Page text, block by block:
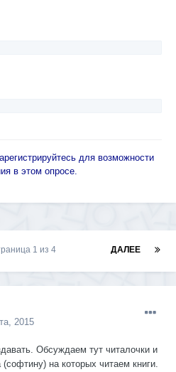
для возможности
в этом опросе.
ДАЛЕЕ
1 из 4
2015
Обсуждаем тут читалочки и
на которых читаем книги.